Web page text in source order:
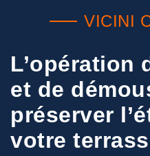
VICINI
L’opération
et de
préserver
votre